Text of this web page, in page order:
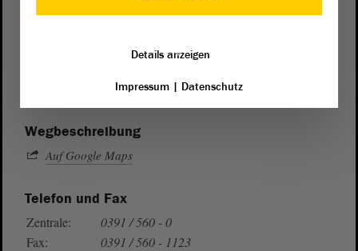
von Sachsen-Anhalt
39104 Magdeburg
Wegbeschreibung
Auf Google Maps
Telefon und Fax
Zentrale:
0391 / 560 - 0
Fax:
0391 / 560 - 1123
Details anzeigen
Impressum| Datenschutz